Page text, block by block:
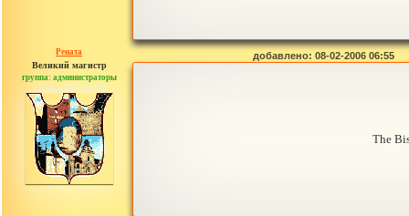
Рената
Великий магистр
группа: администраторы
сообщений: 30442
добавлено: 08-02-2006 06:55
The